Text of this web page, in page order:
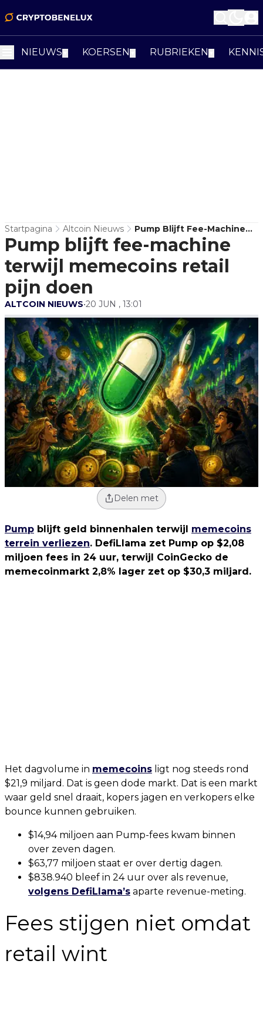
NIEUWS KOERSEN RUBRIEKEN
Startpagina Altcoin Nieuws
Pump Blijft Fee-Machine
Terwijl Memecoins Retail
Pijn Doen
Pump blijft fee-machine
terwijl memecoins retail
pijn doen
ALTCOIN NIEUWS•20 JUN , 13:01
Delen met
Pump blijft geld binnenhalen terwijl memecoins
terrein verliezen. DefiLlama zet Pump op $2,08
miljoen fees in 24 uur, terwijl CoinGecko de
memecoinmarkt 2,8% lager zet op $30,3 miljard.
Het dagvolume in memecoins ligt nog steeds rond
$21,9 miljard. Dat is geen dode markt. Dat is een markt
waar geld snel draait, kopers jagen en verkopers elke
bounce kunnen gebruiken.
$14,94 miljoen aan Pump-fees kwam binnen
over zeven dagen.
$63,77 miljoen staat er over dertig dagen.
$838.940 bleef in 24 uur over als revenue,
volgens DefiLlama’s aparte revenue-meting.
Fees stijgen niet omdat
retail wint